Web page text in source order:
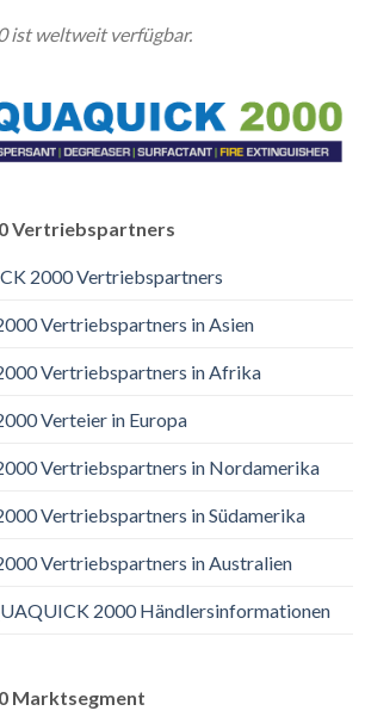
ist weltweit verfügbar.
Vertriebspartners
2000 Vertriebspartners
Vertriebspartners in Asien
Vertriebspartners in Afrika
Verteier in Europa
Vertriebspartners in Nordamerika
Vertriebspartners in Südamerika
Vertriebspartners in Australien
2000 Händlersinformationen
Marktsegment